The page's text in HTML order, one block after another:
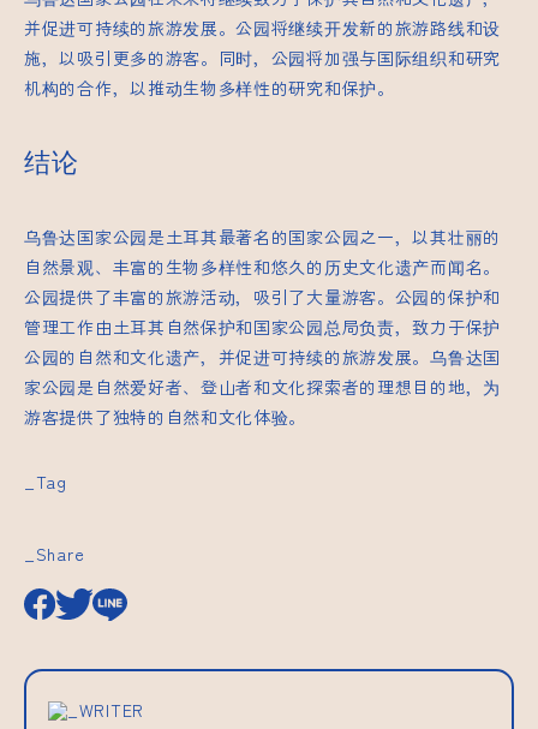
并促进可持续的旅游发展。公园将继续开发新的旅游路线和设
施，以吸引更多的游客。同时，公园将加强与国际组织和研究
机构的合作，以推动生物多样性的研究和保护。
结论
乌鲁达国家公园是土耳其最著名的国家公园之一，以其壮丽的
自然景观、丰富的生物多样性和悠久的历史文化遗产而闻名。
公园提供了丰富的旅游活动，吸引了大量游客。公园的保护和
管理工作由土耳其自然保护和国家公园总局负责，致力于保护
公园的自然和文化遗产，并促进可持续的旅游发展。乌鲁达国
家公园是自然爱好者、登山者和文化探索者的理想目的地，为
游客提供了独特的自然和文化体验。
_Tag
_Share
_WRITER